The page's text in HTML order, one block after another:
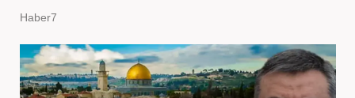
Haber7